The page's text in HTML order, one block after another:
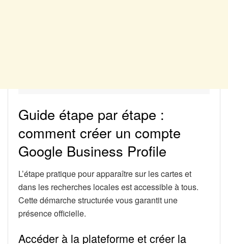
Guide étape par étape :
comment créer un compte
Google Business Profile
L’étape pratique pour apparaître sur les cartes et
dans les recherches locales est accessible à tous.
Cette démarche structurée vous garantit une
présence officielle.
Accéder à la plateforme et créer la